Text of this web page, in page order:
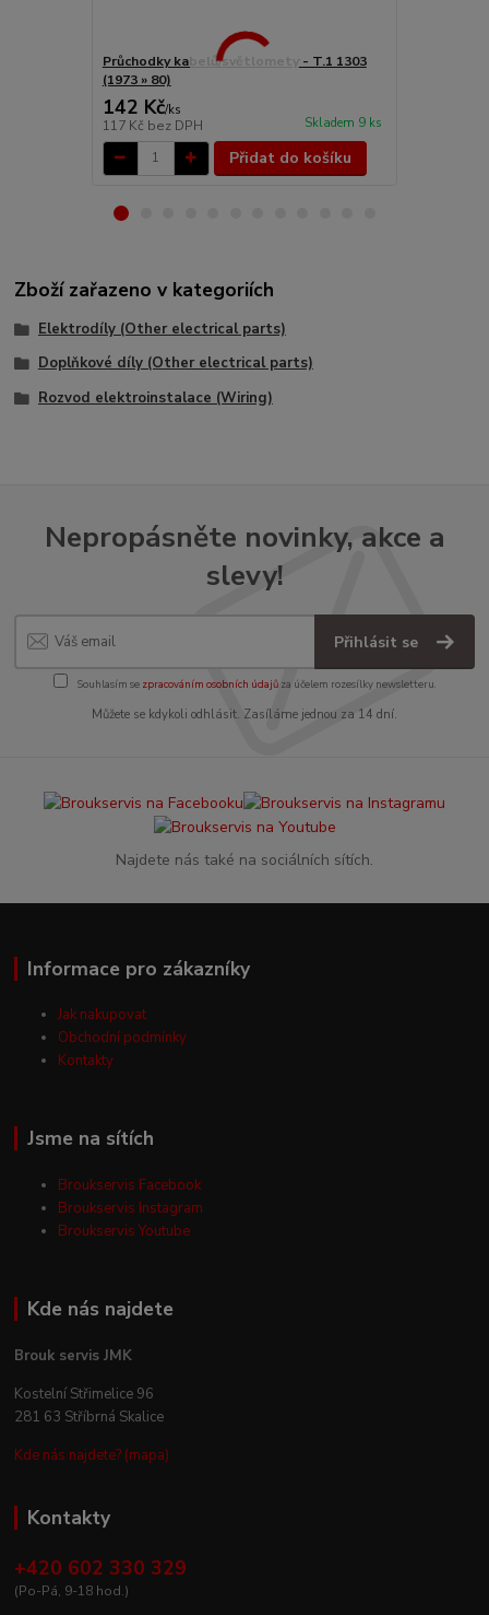
Průchodky kabelů/světlomety - T.1 1303
(1973 » 80)
142 Kč/ks
117 Kč bez DPH Skladem 9 ks
Přidat do košíku
Zboží zařazeno v kategoriích
Elektrodíly (Other electrical parts)
Doplňkové díly (Other electrical parts)
Rozvod elektroinstalace (Wiring)
Nepropásněte novinky, akce a
slevy!
Přihlásit se
Souhlasím se zpracováním osobních údajůza účelem rozesílky newsletteru.
Můžete se kdykoli odhlásit. Zasíláme jednou za 14 dní.
Najdete nás také na sociálních sítích.
Informace pro zákazníky
Jak nakupovat
Obchodní podmínky
Kontakty
Jsme na sítích
Broukservis Facebook
Broukservis Instagram
Broukservis Youtube
Kde nás najdete
Brouk servis JMK
Kostelní Střimelice 96
281 63 Stříbrná Skalice
Kde nás najdete? (mapa)
Kontakty
+420 602 330 329
(Po-Pá, 9-18 hod.)